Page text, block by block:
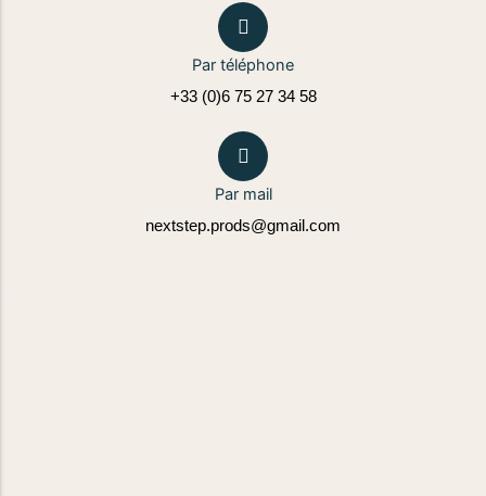
Par téléphone
+33 (0)6 75 27 34 58
Par mail
nextstep.prods@gmail.com